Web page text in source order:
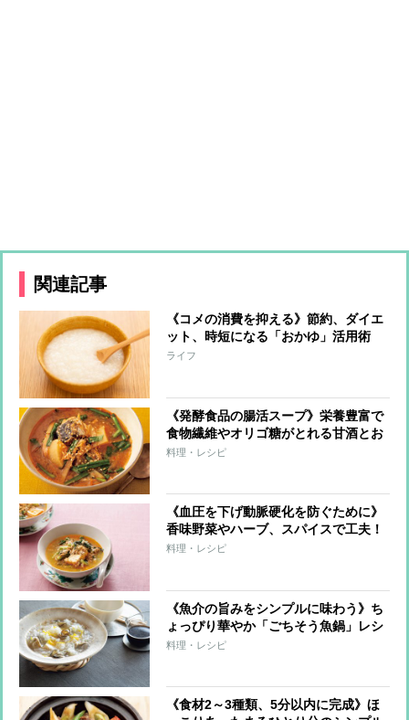
関連記事
《コメの消費を抑える》節約、ダイエ
ット、時短になる「おかゆ」活用術
「少量でお腹いっぱいに」「体が温ま
ライフ
《発酵食品の腸活スープ》栄養豊富で
食物繊維やオリゴ糖がとれる甘酒とお
すすめ食材を組み合わせたレシピ3つ
料理・レシピ
《血圧を下げ動脈硬化を防ぐために》
香味野菜やハーブ、スパイスで工夫！
減塩スープレシピ6つ
料理・レシピ
《魚介の旨みをシンプルに味わう》ち
ょっぴり華やか「ごちそう魚鍋」レシ
ピ6つ
料理・レシピ
《食材2～3種類、5分以内に完成》ほ